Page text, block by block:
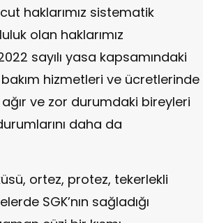
haklarımız sistematik
olan haklarımız
sayılı yasa kapsamındaki
hizmetleri ve ücretlerinde
ve zor durumdaki bireyleri
daha da
ortez, protez, tekerlekli
SGK’nın sağladığı